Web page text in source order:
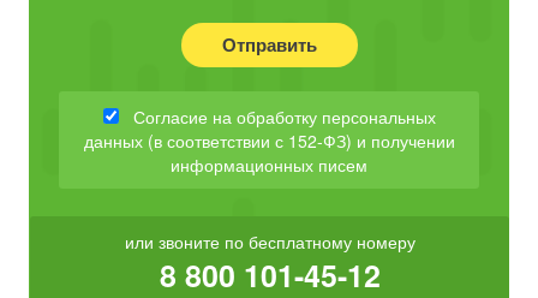
Отправить
Согласие на обработку персональных
данных (в соответствии с 152-ФЗ) и получении
информационных писем
или звоните по бесплатному номеру
8 800 101-45-12